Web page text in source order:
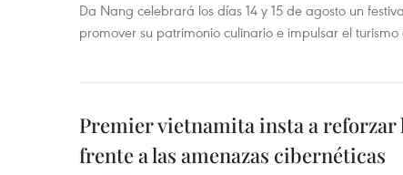
Da Nang celebrará los días 14 y 15 de agosto un
promover su patrimonio culinario e impulsar el turismo
Premier vietnamita insta a
frente a las amenazas cibernéticas